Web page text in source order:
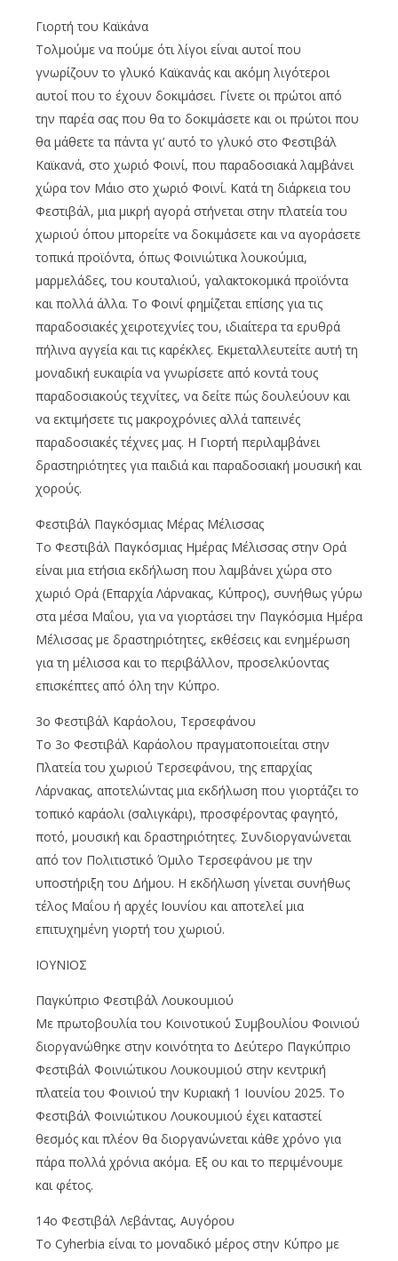
Γιορτή του Καϊκάνα
Τολμούμε να πούμε ότι λίγοι είναι αυτοί που
γνωρίζουν το γλυκό Καϊκανάς και ακόμη λιγότεροι
αυτοί που το έχουν δοκιμάσει. Γίνετε οι πρώτοι από
την παρέα σας που θα το δοκιμάσετε και οι πρώτοι που
θα μάθετε τα πάντα γι’ αυτό το γλυκό στο Φεστιβάλ
Καϊκανά, στο χωριό Φοινί, που παραδοσιακά λαμβάνει
χώρα τον Μάιο στο χωριό Φοινί. Κατά τη διάρκεια του
Φεστιβάλ, μια μικρή αγορά στήνεται στην πλατεία του
χωριού όπου μπορείτε να δοκιμάσετε και να αγοράσετε
τοπικά προϊόντα, όπως Φοινιώτικα λουκούμια,
μαρμελάδες, του κουταλιού, γαλακτοκομικά προϊόντα
και πολλά άλλα. Το Φοινί φημίζεται επίσης για τις
παραδοσιακές χειροτεχνίες του, ιδιαίτερα τα ερυθρά
πήλινα αγγεία και τις καρέκλες. Εκμεταλλευτείτε αυτή τη
μοναδική ευκαιρία να γνωρίσετε από κοντά τους
παραδοσιακούς τεχνίτες, να δείτε πώς δουλεύουν και
να εκτιμήσετε τις μακροχρόνιες αλλά ταπεινές
παραδοσιακές τέχνες μας. Η Γιορτή περιλαμβάνει
δραστηριότητες για παιδιά και παραδοσιακή μουσική και
χορούς.
Φεστιβάλ Παγκόσμιας Μέρας Μέλισσας
Το Φεστιβάλ Παγκόσμιας Ημέρας Μέλισσας στην Ορά
είναι μια ετήσια εκδήλωση που λαμβάνει χώρα στο
χωριό Ορά (Επαρχία Λάρνακας, Κύπρος), συνήθως γύρω
στα μέσα Μαΐου, για να γιορτάσει την Παγκόσμια Ημέρα
Μέλισσας με δραστηριότητες, εκθέσεις και ενημέρωση
για τη μέλισσα και το περιβάλλον, προσελκύοντας
επισκέπτες από όλη την Κύπρο.
3ο Φεστιβάλ Καράολου, Τερσεφάνου
Το 3ο Φεστιβάλ Καράολου πραγματοποιείται στην
Πλατεία του χωριού Τερσεφάνου, της επαρχίας
Λάρνακας, αποτελώντας μια εκδήλωση που γιορτάζει το
τοπικό καράολι (σαλιγκάρι), προσφέροντας φαγητό,
ποτό, μουσική και δραστηριότητες. Συνδιοργανώνεται
από τον Πολιτιστικό Όμιλο Τερσεφάνου με την
υποστήριξη του Δήμου. Η εκδήλωση γίνεται συνήθως
τέλος Μαΐου ή αρχές Ιουνίου και αποτελεί μια
επιτυχημένη γιορτή του χωριού.
ΙΟΥΝΙΟΣ
Παγκύπριο Φεστιβάλ Λουκουμιού
Με πρωτοβουλία του Κοινοτικού Συμβουλίου Φοινιού
διοργανώθηκε στην κοινότητα το Δεύτερο Παγκύπριο
Φεστιβάλ Φοινιώτικου Λουκουμιού στην κεντρική
πλατεία του Φοινιού την Κυριακή 1 Ιουνίου 2025. Το
Φεστιβάλ Φοινιώτικου Λουκουμιού έχει καταστεί
θεσμός και πλέον θα διοργανώνεται κάθε χρόνο για
πάρα πολλά χρόνια ακόμα. Εξ ου και το περιμένουμε
και φέτος.
14ο Φεστιβάλ Λεβάντας, Αυγόρου
Το Cyherbia είναι το μοναδικό μέρος στην Κύπρο με